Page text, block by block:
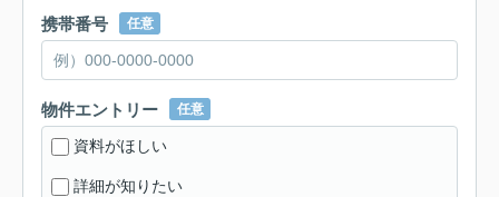
携帯番号 任意
物件エントリー 任意
資料がほしい
詳細が知りたい